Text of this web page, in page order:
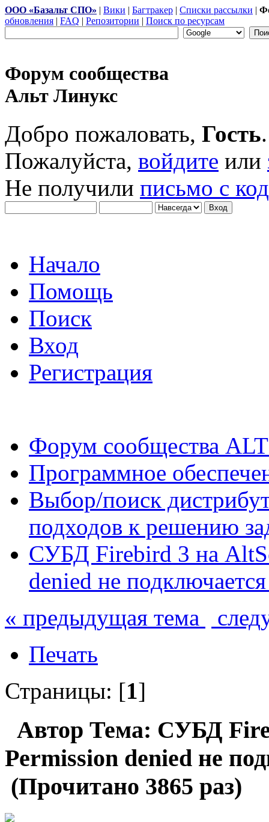
ООО «Базальт СПО» | Вики | Багтракер | Списки рассылки |
обновления | FAQ | Репозитории | Поиск по ресурсам
Форум сообщества
Альт Линукс
Добро пожаловать, Гость.
Пожалуйста, войдите или
Не получили письмо с
Начало
Помощь
Поиск
Вход
Регистрация
Форум сообщества
Программное
Выбор/поиск
подходов к решению
СУБД Firebird 3 на
denied не
« предыдущая тема
Печать
Страницы: [1]
Автор Тема: СУБД
Permission denied не
(Прочитано 3865 раз)